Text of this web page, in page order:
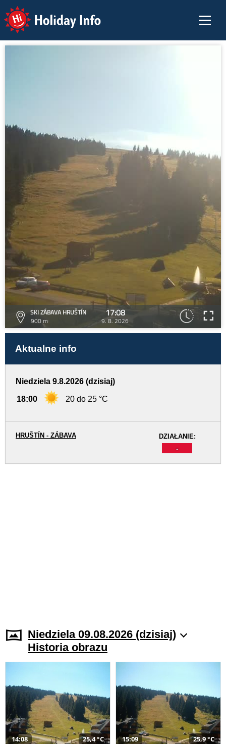
Holiday Info
SKI ZÁBAVA HRUŠTÍN
900 m
17:08
9. 8. 2026
Aktualne info
Niedziela 9.8.2026 (dzisiaj)
18:00 20 do 25 °C
DZIAŁANIE:
-
HRUŠTÍN - ZÁBAVA
Niedziela 09.08.2026 (dzisiaj)
Historia obrazu
14:08 25,4 °C 15:09 25,9 °C